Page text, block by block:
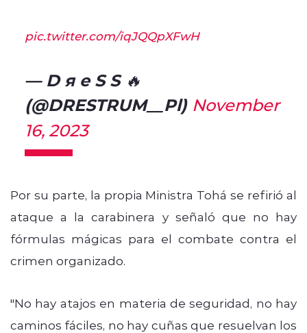
pic.twitter.com/iqJQQpXFwH
— D я e S S 🔥
(@DRESTRUM__Pl) November
16, 2023
Por su parte, la propia Ministra Tohá se refirió al
ataque a la carabinera y señaló que no hay
fórmulas mágicas para el combate contra el
crimen organizado.
"No hay atajos en materia de seguridad, no hay
caminos fáciles, no hay cuñas que resuelvan los